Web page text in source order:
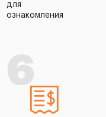
для
ознакомления
6